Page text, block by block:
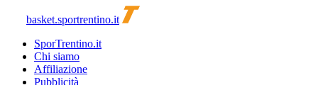
basket.sportrentino.it
SporTrentino.it
Chi siamo
Affiliazione
Pubblicità